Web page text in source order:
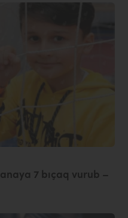
7 bıçaq vurub –